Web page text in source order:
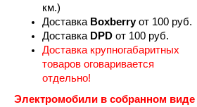
км.)
Доставка Boxberry от 100 руб.
Доставка DPD от 100 руб.
Доставка крупногабаритных
товаров оговаривается
отдельно!
Электромобили в собранном виде